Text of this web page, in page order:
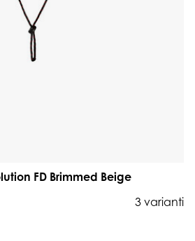
FD Brimmed Beige
3 varianti